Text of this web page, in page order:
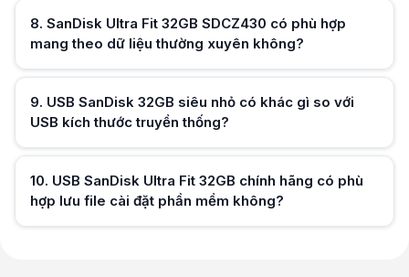
Hữu ích ( 0 )
Hữu ích (0)
8. SanDisk Ultra Fit 32GB SDCZ430 có phù hợp
mang theo dữ liệu thường xuyên không?
Hữu ích (0)
9. USB SanDisk 32GB siêu nhỏ có khác gì so với
USB kích thước truyền thống?
10. USB SanDisk Ultra Fit 32GB chính hãng có phù
hợp lưu file cài đặt phần mềm không?